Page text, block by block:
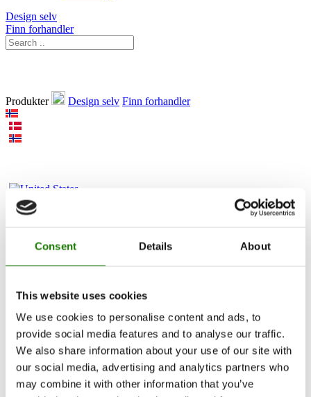
Consent Details About
This website uses cookies
We use cookies to personalise content and ads, to
provide social media features and to analyse our traffic.
We also share information about your use of our site with
our social media, advertising and analytics partners who
may combine it with other information that you’ve
Design selv
Finn forhandler
Produkter Design selv Finn forhandler
Peisovner
Innebygde gasspeiser
Tilbehør til gasspeiser
Biopeiser
RAIS 3D
Dokumentasjon og veiledninger
Inspirasjon